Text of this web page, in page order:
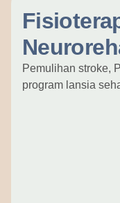
Pemulihan stroke,
program lansia